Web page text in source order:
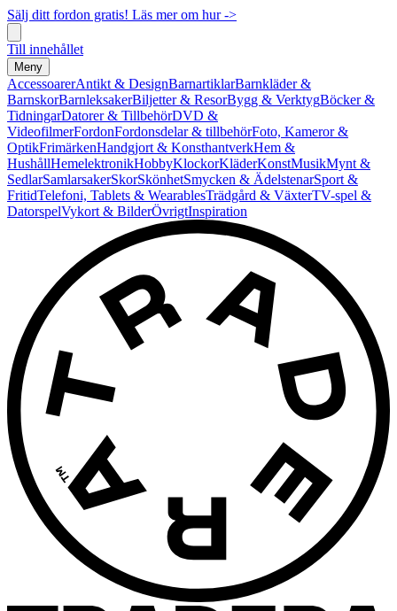
Sälj ditt fordon gratis! Läs mer om hur ->
Till innehållet
Meny
AccessoarerAntikt & DesignBarnartiklarBarnkläder &
BarnskorBarnleksakerBiljetter & ResorBygg & VerktygBöcker &
TidningarDatorer & TillbehörDVD &
VideofilmerFordonFordonsdelar & tillbehörFoto, Kameror &
OptikFrimärkenHandgjort & KonsthantverkHem &
HushållHemelektronikHobbyKlockorKläderKonstMusikMynt &
SedlarSamlarsakerSkorSkönhetSmycken & ÄdelstenarSport &
FritidTelefoni, Tablets & WearablesTrädgård & VäxterTV-spel &
DatorspelVykort & BilderÖvrigtInspiration